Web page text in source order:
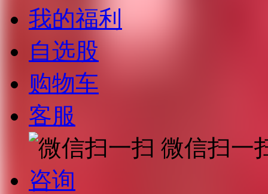
我的福利
自选股
购物车
客服
微信扫一
咨询